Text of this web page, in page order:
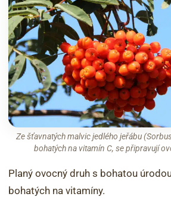
Ze šťavnatých malvic jedlého jeřábu
bohatých na vitamín C, se připravují
Planý ovocný druh s bohatou
bohatých na vitamíny.